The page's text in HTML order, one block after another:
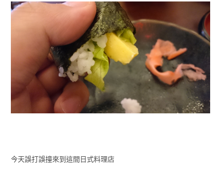
今天誤打誤撞來到這間日式料理店